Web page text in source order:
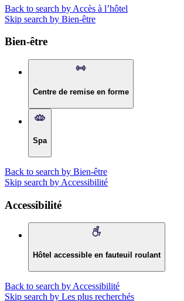
Back to search by Accès à l’hôtel
Skip search by Bien-être
Bien-être
Centre de remise en forme
Spa
Back to search by Bien-être
Skip search by Accessibilité
Accessibilité
Hôtel accessible en fauteuil roulant
Back to search by Accessibilité
Skip search by Les plus recherchés